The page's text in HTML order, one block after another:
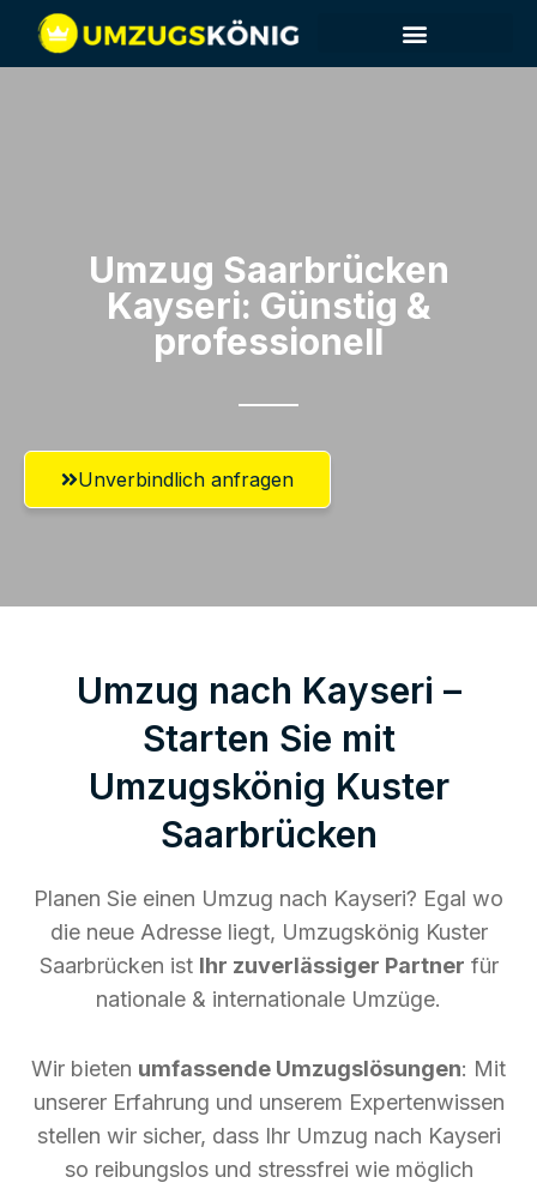
Umzug Saarbrücken​
Kayseri: Günstig &
professionell​
Unverbindlich anfragen
Umzug nach Kayseri –
Starten Sie mit
Umzugskönig Kuster
Saarbrücken
Planen Sie einen Umzug nach Kayseri? Egal wo
die neue Adresse liegt, Umzugskönig Kuster
Saarbrücken ist Ihr zuverlässiger Partner für
nationale & internationale Umzüge.
Wir bieten umfassende Umzugslösungen: Mit
unserer Erfahrung und unserem Expertenwissen
stellen wir sicher, dass Ihr Umzug nach Kayseri
so reibungslos und stressfrei wie möglich